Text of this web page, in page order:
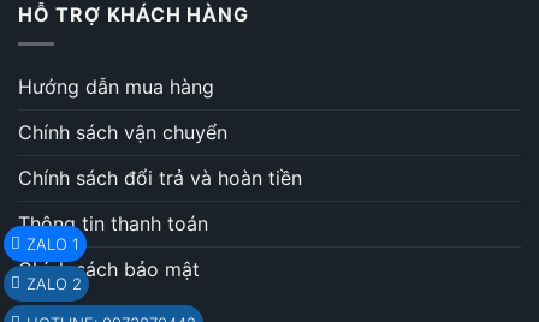
HỖ TRỢ KHÁCH HÀNG
Hướng dẫn mua hàng
Chính sách vận chuyển
Chính sách đổi trả và hoàn tiền
Thông tin thanh toán
Chính sách bảo mật
ZALO 1
ZALO 2